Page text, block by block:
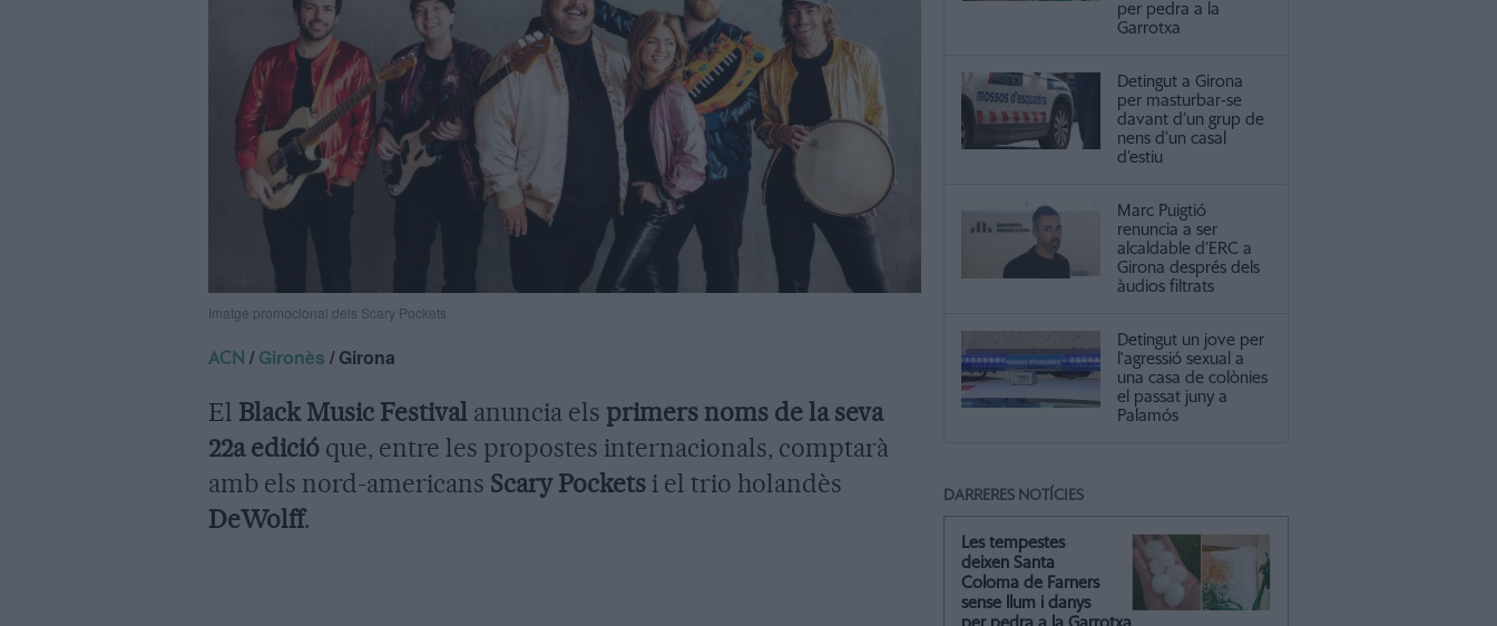
Imatge promocional dels Scary Pockets
ACN /Gironès / Girona
El Black Music Festival anuncia els primers noms de la seva
22a edició que, entre les propostes internacionals, comptarà
amb els nord-americans Scary Pockets i el trio holandès
DeWolff.
per pedra a la
Garrotxa
Detingut a Girona
per masturbar-se
davant d’un grup de
nens d’un casal
d’estiu
Marc Puigtió
renuncia a ser
alcaldable d’ERC a
Girona després dels
àudios filtrats
Detingut un jove per
l'agressió sexual a
una casa de colònies
el passat juny a
Palamós
DARRERES NOTÍCIES
Les tempestes
deixen Santa
Coloma de Farners
sense llum i danys